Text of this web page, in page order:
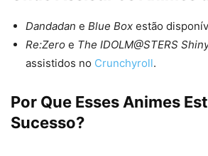
Dandadan e Blue Box estão
Re:Zero e The IDOLM@STERS
assistidos no Crunchyroll.
Por Que Esses Animes
Sucesso?